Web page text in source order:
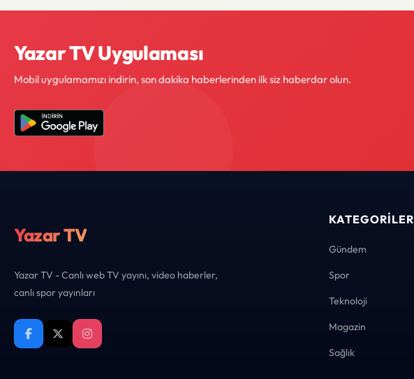
Yazar TV Uygulaması
Mobil uygulamamızı indirin, son dakika haberlerinden ilk siz haberdar olun.
Yazar TV
Yazar TV - Canlı web TV yayını, video haberler,
canlı spor yayınları
KATEGORILER
Gündem
Spor
Teknoloji
Magazin
Sağlık